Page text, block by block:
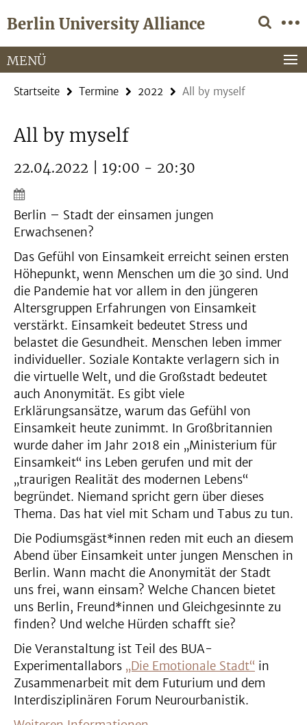
direkt
Inhalt
Berlin University Alliance
Service-
Navigation
MENÜ
Startseite Termine 2022 All by myself
All by myself
22.04.2022 | 19:00 - 20:30
Berlin – Stadt der einsamen jungen
Erwachsenen?
Das Gefühl von Einsamkeit erreicht seinen ersten
Höhepunkt, wenn Menschen um die 30 sind. Und
die Pandemie hat vor allem in den jüngeren
Altersgruppen Erfahrungen von Einsamkeit
verstärkt. Einsamkeit bedeutet Stress und
belastet die Gesundheit. Menschen leben immer
individueller. Soziale Kontakte verlagern sich in
die virtuelle Welt, und die Großstadt bedeutet
auch Anonymität. Es gibt viele
Erklärungsansätze, warum das Gefühl von
Einsamkeit heute zunimmt. In Großbritannien
wurde daher im Jahr 2018 ein „Ministerium für
Einsamkeit“ ins Leben gerufen und mit der
„traurigen Realität des modernen Lebens“
begründet. Niemand spricht gern über dieses
Thema. Das hat viel mit Scham und Tabus zu tun.
Die Podiumsgäst*innen reden mit euch an diesem
Abend über Einsamkeit unter jungen Menschen in
Berlin. Wann macht die Anonymität der Stadt
uns frei, wann einsam? Welche Chancen bietet
uns Berlin, Freund*innen und Gleichgesinnte zu
finden? Und welche Hürden schafft sie?
Die Veranstaltung ist Teil des BUA-
Experimentallabors „Die Emotionale Stadt“ in
Zusammenarbeit mit dem Futurium und dem
Interdisziplinären Forum Neurourbanistik.